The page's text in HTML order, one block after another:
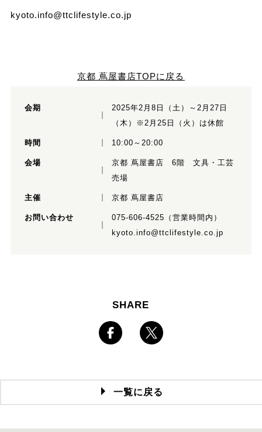
kyoto.info@ttclifestyle.co.jp
京都 蔦屋書店TOPに戻る
会期
2025年2月8日（土）～2月27日
（木）※2月25日（火）は休館
時間 10:00～20:00
会場
京都 蔦屋書店 6階 文具・工芸
売場
主催 京都 蔦屋書店
お問い合わせ
075-606-4525（営業時間内）
kyoto.info@ttclifestyle.co.jp
SHARE
一覧に戻る